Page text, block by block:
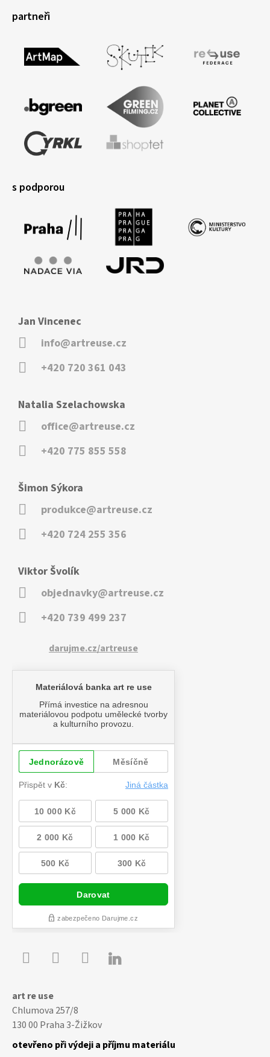
partneři
s podporou
Jan Vincenec
info@artreuse.cz
+420 720 361 043
Natalia Szelachowska
office@artreuse.cz
+420 775 855 558
Šimon Sýkora
produkce@artreuse.cz
+420 724 255 356
Viktor Švolík
objednavky@artreuse.cz
+420 739 499 237
darujme.cz/artreuse

art re use
Chlumova 257/8
130 00 Praha 3-Žižkov
otevřeno při výdeji a příjmu materiálu